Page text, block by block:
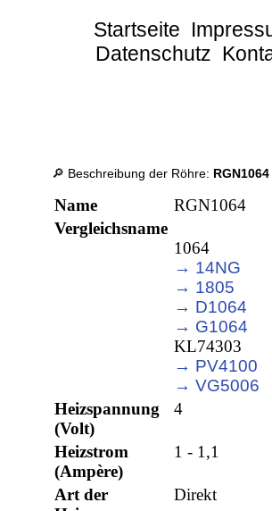
Startseite
Datenschutz
🔎 Beschreibung der Röhre: RGN1064
Name
RGN1064
Vergleichsname
1064
→ 14NG
→ 1805
→ D1064
→ G1064
KL74303
→ PV4100
→ VG5006
Heizspannung
(Volt)
4
Heizstrom
(Ampère)
1 - 1,1
Art der
Direkt